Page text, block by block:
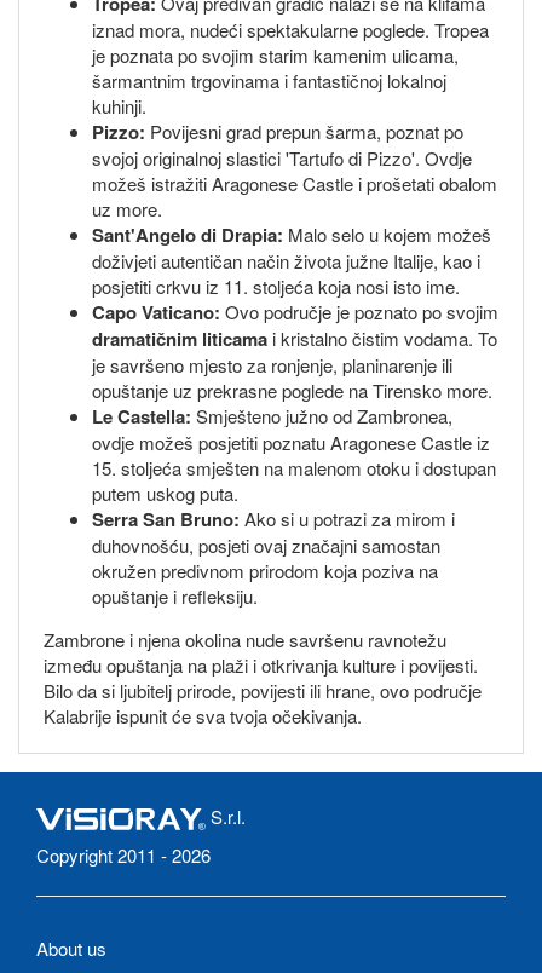
iznad mora, nudeći spektakularne poglede. Tropea
je poznata po svojim starim kamenim ulicama,
šarmantnim trgovinama i fantastičnoj lokalnoj
kuhinji.
Pizzo: Povijesni grad prepun šarma, poznat po
svojoj originalnoj slastici 'Tartufo di Pizzo'. Ovdje
možeš istražiti Aragonese Castle i prošetati obalom
uz more.
Sant'Angelo di Drapia: Malo selo u kojem možeš
doživjeti autentičan način života južne Italije, kao i
posjetiti crkvu iz 11. stoljeća koja nosi isto ime.
Capo Vaticano: Ovo područje je poznato po svojim
dramatičnim liticama i kristalno čistim vodama. To
je savršeno mjesto za ronjenje, planinarenje ili
opuštanje uz prekrasne poglede na Tirensko more.
Le Castella: Smješteno južno od Zambronea,
ovdje možeš posjetiti poznatu Aragonese Castle iz
15. stoljeća smješten na malenom otoku i dostupan
putem uskog puta.
Serra San Bruno: Ako si u potrazi za mirom i
duhovnošću, posjeti ovaj značajni samostan
okružen predivnom prirodom koja poziva na
opuštanje i refleksiju.
Zambrone i njena okolina nude savršenu ravnotežu
između opuštanja na plaži i otkrivanja kulture i povijesti.
Bilo da si ljubitelj prirode, povijesti ili hrane, ovo područje
Kalabrije ispunit će sva tvoja očekivanja.
S.r.l.
Copyright 2011 - 2026
About us